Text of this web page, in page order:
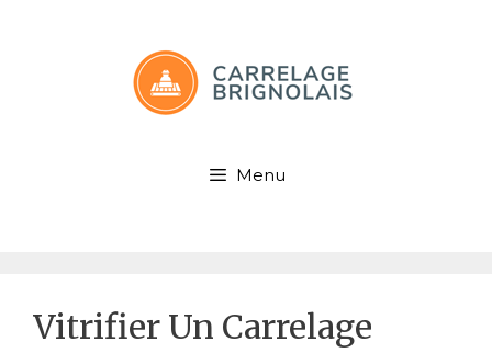
Menu
Vitrifier Un Carrelage